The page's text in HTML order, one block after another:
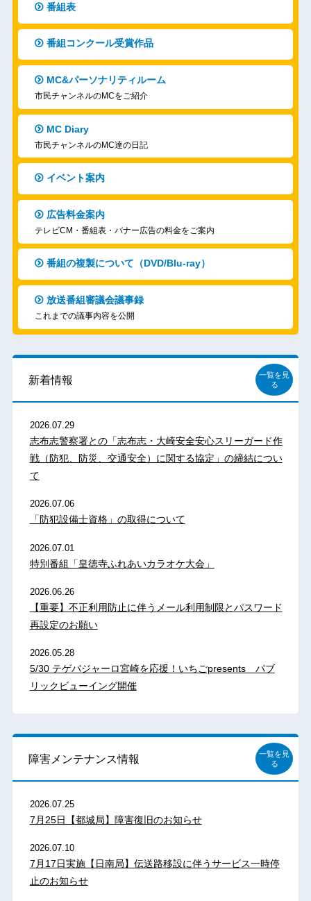
番組表
番組コンクール受賞作品
MC&パーソナリティルーム
市民チャンネルのMCをご紹介
MC Diary
市民チャンネルのMC達の日記
イベント案内
広告料金案内
テレビCM・番組表・バナー広告の料金をご案内
番組の複製について（DVD/Blu-ray）
放送番組審議会議事録
これまでの議事内容を公開
新着情報
一覧を見
る
2026.07.29
志布志警察署との「志布志・大崎安全安心スリーガード作
戦（防犯、防災、交通安全）に関する協定」の締結につい
て
2026.07.06
「防犯設備士資格」の取得について
2026.07.01
特別番組「皇徳寺ふれあいカラオケ大会」
2026.06.26
【重要】不正利用防止に伴うメール利用制限とパスワード
再設定のお願い
2026.05.28
5/30 テゲバジャーロ宮崎を応援！いちごpresents パブ
リックビューイング開催
障害メンテナンス情報
一覧を見
る
2026.07.25
7月25日【都城局】障害復旧のお知らせ
2026.07.10
7月17日実施【日南局】伝送路移設に伴うサービス一時停
止のお知らせ